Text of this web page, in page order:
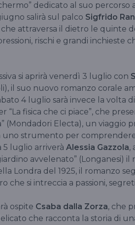
dedicato al suo
salirà sul palco Sigfrido
attraversa il dietro le quinte
rischi e grandi inchieste
si aprirà venerdì 3 luglio con
il suo nuovo romanzo corale
4 luglio sarà invece la volta di
fisica che ci piace”, che
(Mondadori Electa), un viaggio
uno strumento per
5 luglio arriverà Alessia Gazzola,
avvelenato” (Longanesi)
Londra del 1925, il romanzo
che si intreccia a passioni,
ospite Csaba dalla Zorza, che
che racconta la storia di